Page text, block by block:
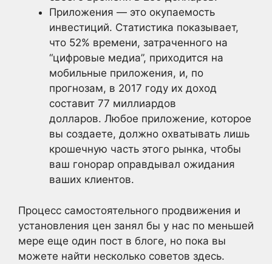
Приложения — это окупаемость
инвестиций. Статистика показывает,
что 52% времени, затраченного на
“цифровые медиа”, приходится на
мобильные приложения, и, по
прогнозам, в 2017 году их доход
составит 77 миллиардов
долларов. Любое приложение, которое
вы создаете, должно охватывать лишь
крошечную часть этого рынка, чтобы
ваш гонорар оправдывал ожидания
ваших клиентов.
Процесс самостоятельного продвижения и
установления цен занял бы у нас по меньшей
мере еще один пост в блоге, но пока вы
можете найти несколько советов здесь.